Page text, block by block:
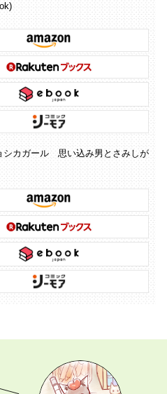
シカガール 思い込み男とさみしが
を叶えます。 マンガ持ち込